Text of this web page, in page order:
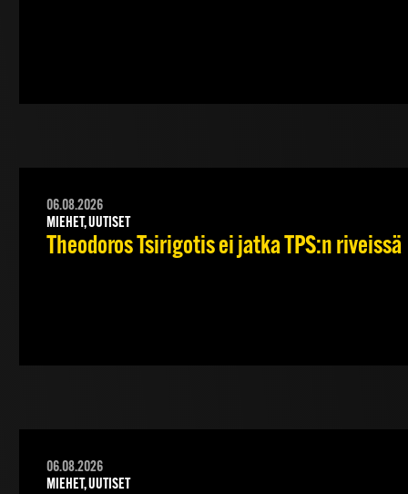
06.08.2026
MIEHET, UUTISET
Theodoros Tsirigotis ei jatka TPS:n riveissä
06.08.2026
MIEHET, UUTISET